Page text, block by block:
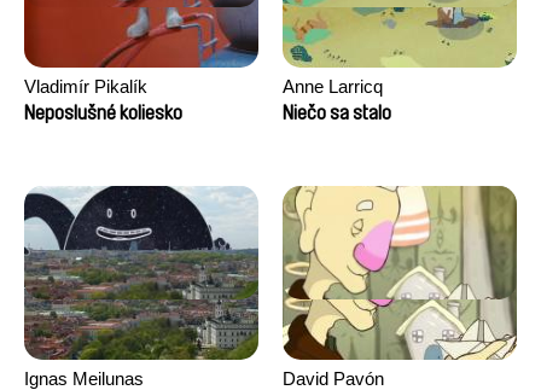
Vladimír Pikalík
Neposlušné koliesko
Anne Larricq
Niečo sa stalo
Ignas Meilunas
David Pavón